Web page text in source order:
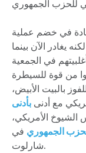
في خضم عملية
لكنه يغادر الآن بينما
في الجمعية
من قوة للسيطرة
بالبيت الأبيض،
مع أدنى بأدنى
الأمريكي،
الجمهوري في
شارلوت.